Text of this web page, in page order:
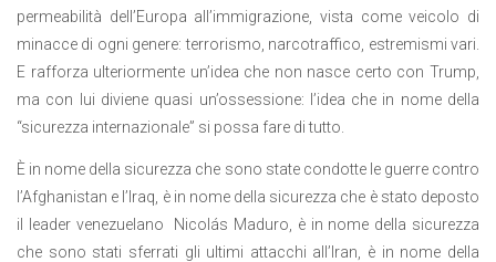
permeabilità dell’Europa all’immigrazione, vista come veicolo di
minacce di ogni genere: terrorismo, narcotraffico, estremismi vari.
E rafforza ulteriormente un’idea che non nasce certo con Trump,
ma con lui diviene quasi un’ossessione: l’idea che in nome della
“sicurezza internazionale” si possa fare di tutto.
È in nome della sicurezza che sono state condotte le guerre contro
l’Afghanistan e l’Iraq, è in nome della sicurezza che è stato deposto
il leader venezuelano
Nicolás Maduro, è in nome della sicurezza
che sono stati sferrati gli ultimi attacchi all’Iran, è in nome della